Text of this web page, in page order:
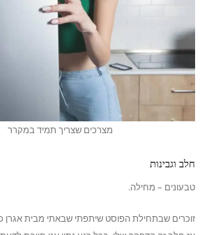
מצרכים שצריך תמיד במקרר
חלב וגבינות
טבעונים – מחילה.
זוכרים שבתחילת הפוסט שיתפתי שבאתי מבית אגרן